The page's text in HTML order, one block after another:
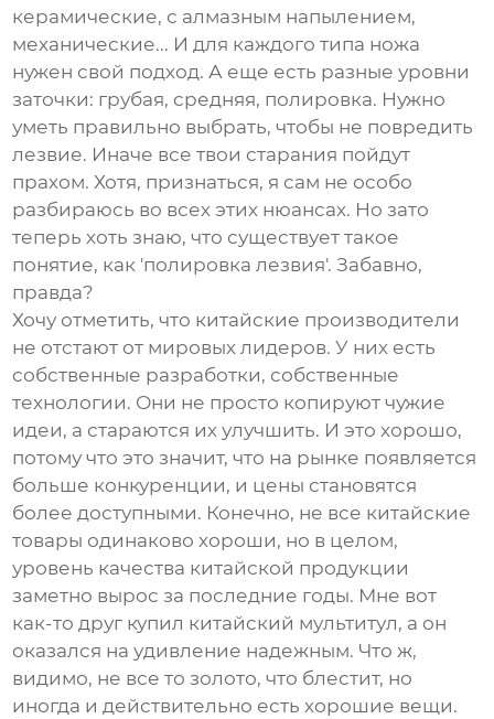
керамические, с алмазным напылением,
механические... И для каждого типа ножа
нужен свой подход. А еще есть разные уровни
заточки: грубая, средняя, полировка. Нужно
уметь правильно выбрать, чтобы не повредить
лезвие. Иначе все твои старания пойдут
прахом. Хотя, признаться, я сам не особо
разбираюсь во всех этих нюансах. Но зато
теперь хоть знаю, что существует такое
понятие, как 'полировка лезвия'. Забавно,
правда?
Хочу отметить, что китайские производители
не отстают от мировых лидеров. У них есть
собственные разработки, собственные
технологии. Они не просто копируют чужие
идеи, а стараются их улучшить. И это хорошо,
потому что это значит, что на рынке появляется
больше конкуренции, и цены становятся
более доступными. Конечно, не все китайские
товары одинаково хороши, но в целом,
уровень качества китайской продукции
заметно вырос за последние годы. Мне вот
как-то друг купил китайский мультитул, а он
оказался на удивление надежным. Что ж,
видимо, не все то золото, что блестит, но
иногда и действительно есть хорошие вещи.